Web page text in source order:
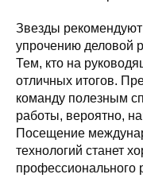
Звезды
упрочению деловой
Тем, кто на
отличных итогов.
команду полезным
работы, вероятно,
Посещение
технологий станет
профессионального